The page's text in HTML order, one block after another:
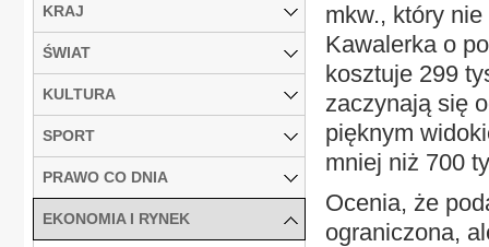
mkw., który
Kawalerka o
kosztuje 299
zaczynają się
pięknym
mniej niż 700
Ocenia, że
ograniczona,
KRAJ
ŚWIAT
KULTURA
SPORT
PRAWO CO DNIA
EKONOMIA I RYNEK